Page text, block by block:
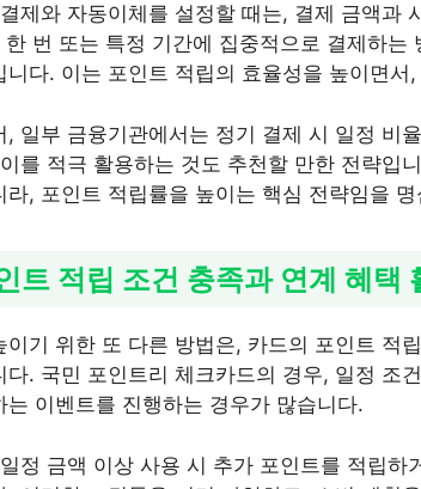
제와 자동이체를 설정할 때는, 결제 금액과
한 번 또는 특정 기간에 집중적으로 결제하
니다. 이는 포인트 적립의 효율성을 높이면
, 일부 금융기관에서는 정기 결제 시 일정 비
를 적극 활용하는 것도 추천할 만한 전략입
라, 포인트 적립률을 높이는 핵심 전략임을
트 적립 조건 충족과 연계 혜택
이기 위한 또 다른 방법은, 카드의 포인트 적
다. 국민 포인트리 체크카드의 경우, 일정 조
는 이벤트를 진행하는 경우가 많습니다.
정 금액 이상 사용 시 추가 포인트를 적립